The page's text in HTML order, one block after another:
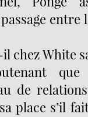
chez White
de
place s’il